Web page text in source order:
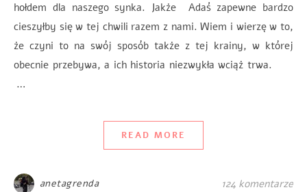
hołdem dla naszego synka. Jakże Adaś zapewne bardzo
cieszyłby się w tej chwili razem z nami. Wiem i wierzę w to,
że czyni to na swój sposób także z tej krainy, w której
obecnie przebywa, a ich historia niezwykła wciąż trwa.
…
READ MORE
anetagrenda 124 komentarze